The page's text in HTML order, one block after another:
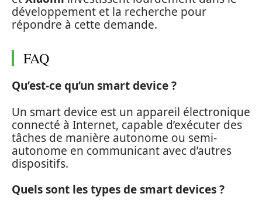
développement et la recherche pour
répondre à cette demande.
FAQ
Qu’est-ce qu’un smart device ?
Un smart device est un appareil électronique
connecté à Internet, capable d’exécuter des
tâches de manière autonome ou semi-
autonome en communicant avec d’autres
dispositifs.
Quels sont les types de smart devices ?